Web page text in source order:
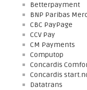
Betterpayment
BNP Paribas
CBC PayPage
CCV Pay
CM Payments
Computop
Concardis
Concardis
Datatrans